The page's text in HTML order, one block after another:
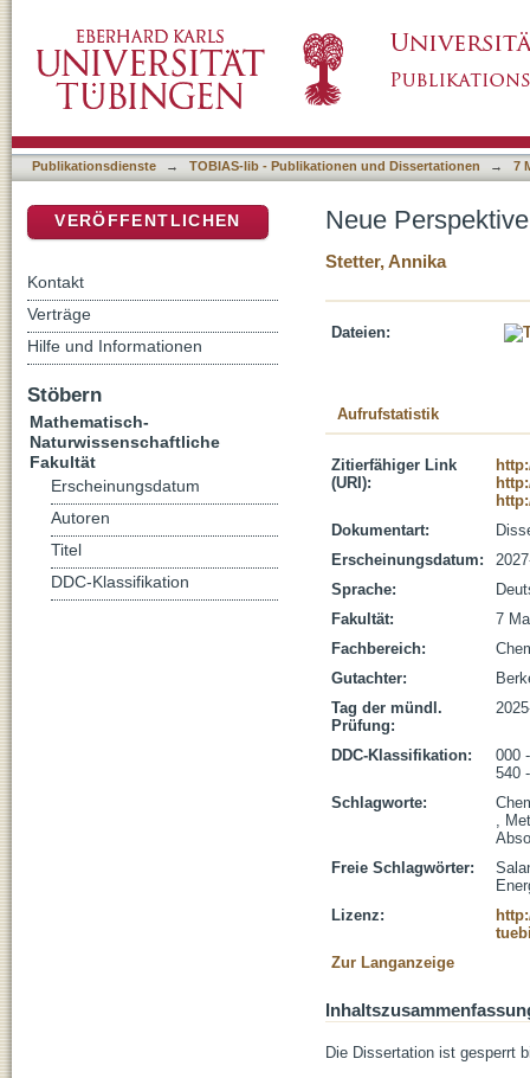
Publikationsdienste → TOBIAS-lib - Publikationen und Dissertationen → 7
Neue
Stetter, Annika
Dateien:
Aufrufstatistik
Zitierfähiger Link
(URI):
Dokumentart:
Erscheinungsdatum:
Sprache:
Fakultät:
7
Fachbereich:
Gutachter:
Tag der mündl.
Prüfung:
DDC-Klassifikation:
000
540
Schlagworte:
,
Freie Schlagwörter:
Lizenz:
Zur Langanzeige
Die Dissertation ist gesperrt
VERÖFFENTLICHEN
Kontakt
Verträge
Hilfe und Informationen
Stöbern
Mathematisch-
Naturwissenschaftliche
Fakultät
Erscheinungsdatum
Autoren
Titel
DDC-Klassifikation